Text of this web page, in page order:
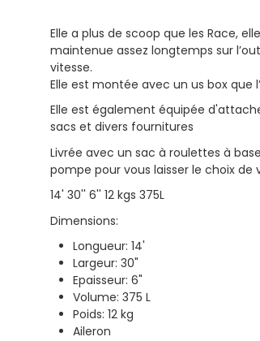
Elle a plus de scoop que les Race,
maintenue assez longtemps sur
vitesse.
Elle est montée avec un us box que
Elle est également équipée
sacs et divers fournitures
Livrée avec un sac à roulettes à
pompe pour vous laisser le choix de
14' 30'' 6'' 12 kgs 375L
Dimensions:
Longueur: 14'
Largeur: 30"
Epaisseur: 6"
Volume: 375 L
Poids: 12 kg
Aileron